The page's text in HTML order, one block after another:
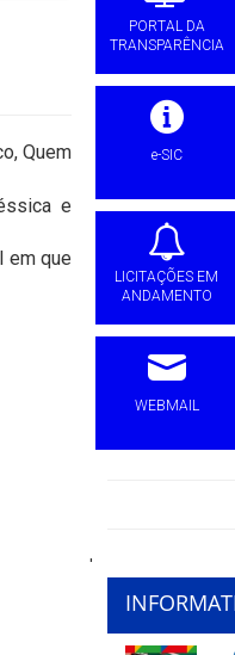
Quem
e
em que
PORTAL DA
TRANSPARÊNCIA
e-SIC
LICITAÇÕES EM
ANDAMENTO
WEBMAIL
'